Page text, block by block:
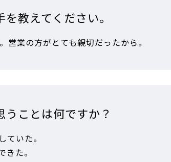
教えてください。
業の方がとても親切だったから。
ことは何ですか？
いた。
た。